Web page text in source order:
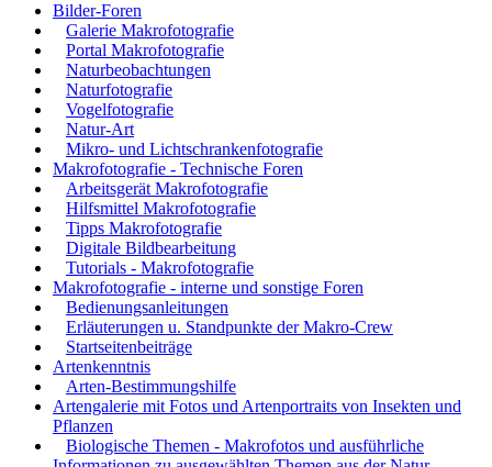
Bilder-Foren
Galerie Makrofotografie
Portal Makrofotografie
Naturbeobachtungen
Naturfotografie
Vogelfotografie
Natur-Art
Mikro- und Lichtschrankenfotografie
Makrofotografie - Technische Foren
Arbeitsgerät Makrofotografie
Hilfsmittel Makrofotografie
Tipps Makrofotografie
Digitale Bildbearbeitung
Tutorials - Makrofotografie
Makrofotografie - interne und sonstige Foren
Bedienungsanleitungen
Erläuterungen u. Standpunkte der Makro-Crew
Startseitenbeiträge
Artenkenntnis
Arten-Bestimmungshilfe
Artengalerie mit Fotos und Artenportraits von Insekten und
Pflanzen
Biologische Themen - Makrofotos und ausführliche